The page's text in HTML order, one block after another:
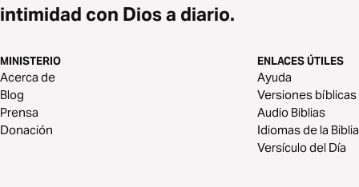
intimidad con Dios a diario.
MINISTERIO
Acerca de
Blog
Prensa
Donación
ENLACES ÚTILES
Ayuda
Versiones bíblicas
Audio Biblias
Idiomas de la Biblia
Versículo del Día